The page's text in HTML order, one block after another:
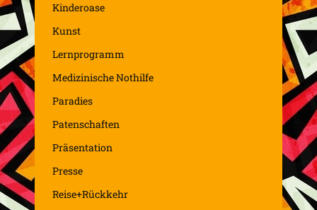
Kinderoase
Kunst
Lernprogramm
Medizinische Nothilfe
Paradies
Patenschaften
Präsentation
Presse
Reise+Rückkehr